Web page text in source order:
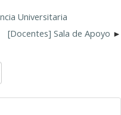
Universitaria
[Docentes] Sala de Apoyo